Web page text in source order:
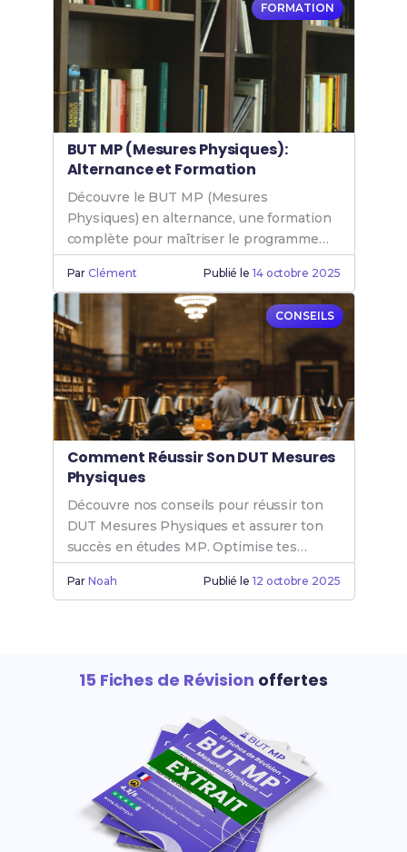
FORMATION
BUT MP (Mesures Physiques):
Alternance et Formation
Découvre le BUT MP (Mesures
Physiques) en alternance, une formation
complète pour maîtriser le programme
Mesure Physique et booster ta carrière.
ParClément Publié le 14 octobre 2025
CONSEILS
Comment Réussir Son DUT Mesures
Physiques
Découvre nos conseils pour réussir ton
DUT Mesures Physiques et assurer ton
succès en études MP. Optimise tes
chances de réussite en Mesure Physique
dès maintenant.
ParNoah Publié le 12 octobre 2025
15 Fiches de Révision offertes